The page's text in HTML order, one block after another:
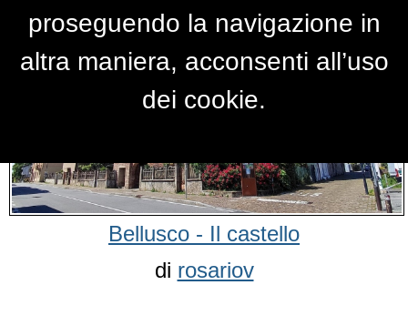
Bellusco - Il castello
di rosariov
proseguendo la navigazione in
altra maniera, acconsenti all’uso
dei cookie.